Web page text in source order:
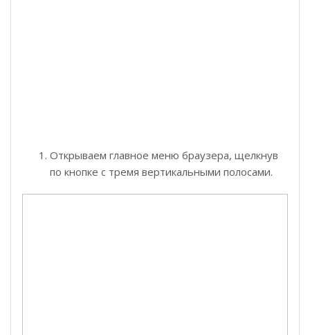
Открываем главное меню браузера, щелкнув
по кнопке с тремя вертикальными полосами.